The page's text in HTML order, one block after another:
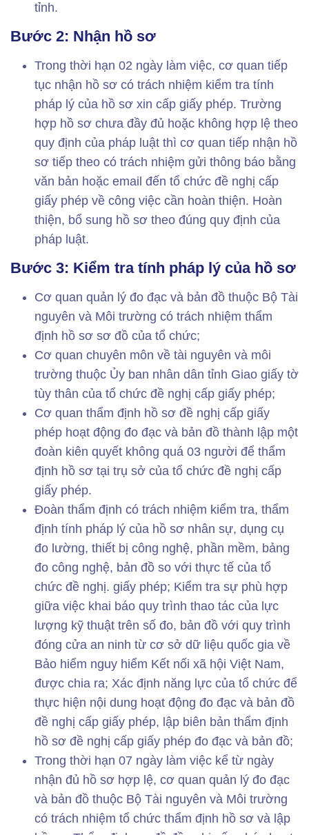
tỉnh.
Bước 2: Nhận hồ sơ
Trong thời hạn 02 ngày làm việc, cơ quan tiếp
tục nhận hồ sơ có trách nhiệm kiểm tra tính
pháp lý của hồ sơ xin cấp giấy phép. Trường
hợp hồ sơ chưa đầy đủ hoặc không hợp lệ theo
quy định của pháp luật thì cơ quan tiếp nhận hồ
sơ tiếp theo có trách nhiệm gửi thông báo bằng
văn bản hoặc email đến tổ chức đề nghị cấp
giấy phép về công việc cần hoàn thiện. Hoàn
thiện, bổ sung hồ sơ theo đúng quy định của
pháp luật.
Bước 3: Kiểm tra tính pháp lý của hồ sơ
Cơ quan quản lý đo đạc và bản đồ thuộc Bộ Tài
nguyên và Môi trường có trách nhiệm thẩm
định hồ sơ sơ đồ của tổ chức;
Cơ quan chuyên môn về tài nguyên và môi
trường thuộc Ủy ban nhân dân tỉnh Giao giấy tờ
tùy thân của tổ chức đề nghị cấp giấy phép;
Cơ quan thẩm định hồ sơ đề nghị cấp giấy
phép hoạt động đo đạc và bản đồ thành lập một
đoàn kiên quyết không quá 03 người để thẩm
định hồ sơ tại trụ sở của tổ chức đề nghị cấp
giấy phép.
Đoàn thẩm định có trách nhiệm kiểm tra, thẩm
định tính pháp lý của hồ sơ nhân sự, dụng cụ
đo lường, thiết bị công nghệ, phần mềm, bảng
đo công nghệ, bản đồ so với thực tế của tổ
chức đề nghị. giấy phép; Kiểm tra sự phù hợp
giữa việc khai báo quy trình thao tác của lực
lượng kỹ thuật trên số đo, bản đồ với quy trình
đóng cửa an ninh từ cơ sở dữ liệu quốc gia về
Bảo hiểm nguy hiểm Kết nối xã hội Việt Nam,
được chia ra; Xác định năng lực của tổ chức để
thực hiện nội dung hoạt động đo đạc và bản đồ
đề nghị cấp giấy phép, lập biên bản thẩm định
hồ sơ đề nghị cấp giấy phép đo đạc và bản đồ;
Trong thời hạn 07 ngày làm việc kể từ ngày
nhận đủ hồ sơ hợp lệ, cơ quan quản lý đo đạc
và bản đồ thuộc Bộ Tài nguyên và Môi trường
có trách nhiệm tổ chức thẩm định hồ sơ và lập